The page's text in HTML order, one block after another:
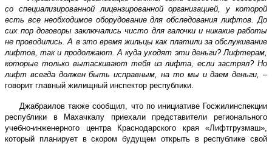
со специализированной лицензированной организацией, у которой
есть все необходимое оборудование для обследования лифтов. До
сих пор договоры заключались чисто для галочки и никакие работы
не проводились. А в это время жильцы как платили за обслуживание
лифтов, так и продолжают. А куда уходят эти деньги? Лифтерам,
которые только вытаскивают тебя из лифта, если застрял? Но
лифт всегда должен быть исправным, на то мы и даем деньги,
–
говорит главный жилищный инспектор республики.
Джабраилов также сообщил, что по инициативе Госжилинспекции
республики в Махачкалу приехали представители регионального
учебно-инженерного центра Краснодарского края «Лифтгрузмаш»,
который планирует в скором будущем открыть в республике свой